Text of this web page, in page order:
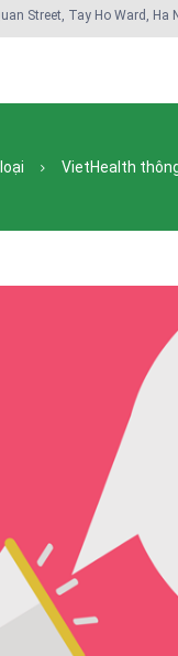
Street, Tay Ho Ward, Ha
VietHealth